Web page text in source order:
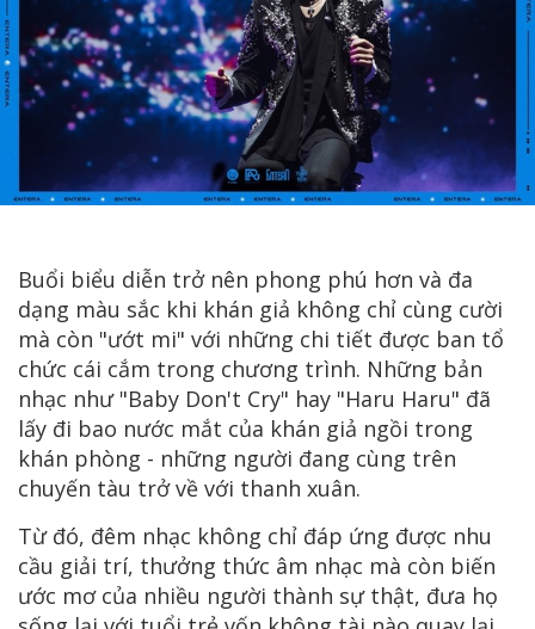
Buổi biểu diễn trở nên phong phú hơn và đa
dạng màu sắc khi khán giả không chỉ cùng cười
mà còn "ướt mi" với những chi tiết được ban tổ
chức cái cắm trong chương trình. Những bản
nhạc như "Baby Don't Cry" hay "Haru Haru" đã
lấy đi bao nước mắt của khán giả ngồi trong
khán phòng - những người đang cùng trên
chuyến tàu trở về với thanh xuân.
Từ đó, đêm nhạc không chỉ đáp ứng được nhu
cầu giải trí, thưởng thức âm nhạc mà còn biến
ước mơ của nhiều người thành sự thật, đưa họ